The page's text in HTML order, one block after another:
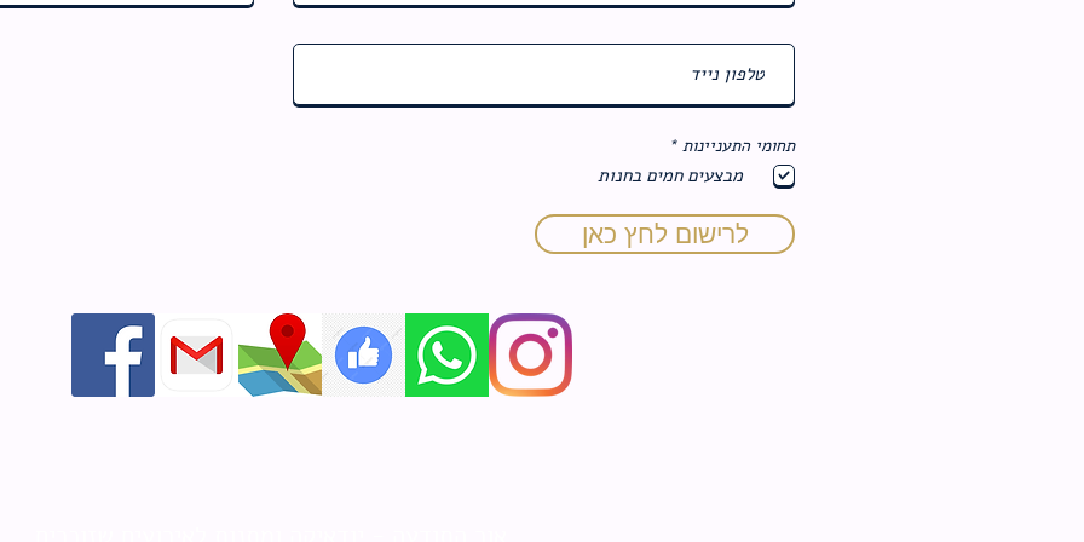
תחומי התעניינות *
ב
מבצעים חמים בחנות
לרישום לחץ כאן